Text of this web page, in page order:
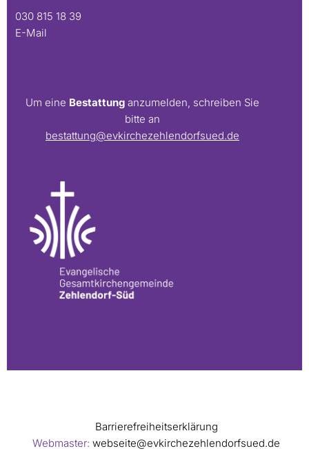
030 815 18 39
E-Mail
Um eine Bestattung anzumelden, schreiben Sie
bitte an
bestattung@evkirchezehlendorfsued.de
Barrierefreiheitserklärung
Webmaster: webseite@evkirchezehlendorfsued.de